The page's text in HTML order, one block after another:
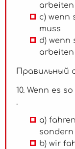
arbeiten
c) wenn
muss
d) wenn
arbeiten
Правильный
10. Wenn es so
.
a)
b) wir